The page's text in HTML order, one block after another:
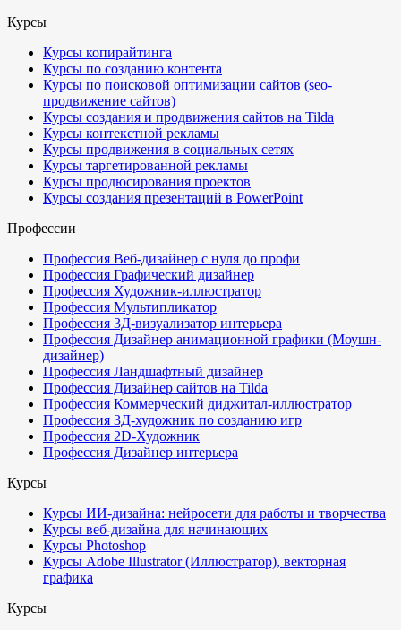
Курсы
Курсы копирайтинга
Курсы по созданию контента
Курсы по поисковой оптимизации сайтов (seo-
продвижение сайтов)
Курсы создания и продвижения сайтов на Tilda
Курсы контекстной рекламы
Курсы продвижения в социальных сетях
Курсы таргетированной рекламы
Курсы продюсирования проектов
Курсы создания презентаций в PowerPoint
Профессии
Профессия Веб-дизайнер с нуля до профи
Профессия Графический дизайнер
Профессия Художник-иллюстратор
Профессия Мультипликатор
Профессия 3Д-визуализатор интерьера
Профессия Дизайнер анимационной графики (Моушн-
дизайнер)
Профессия Ландшафтный дизайнер
Профессия Дизайнер сайтов на Tilda
Профессия Коммерческий диджитал-иллюстратор
Профессия 3Д-художник по созданию игр
Профессия 2D-Художник
Профессия Дизайнер интерьера
Курсы
Курсы ИИ-дизайна: нейросети для работы и творчества
Курсы веб-дизайна для начинающих
Курсы Photoshop
Курсы Adobe Illustrator (Иллюстратор), векторная
графика
Курсы